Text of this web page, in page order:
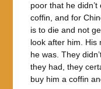
poor that he
coffin, and for
is to die and not
look after him. His
he was. They
they had, they
buy him a coffin